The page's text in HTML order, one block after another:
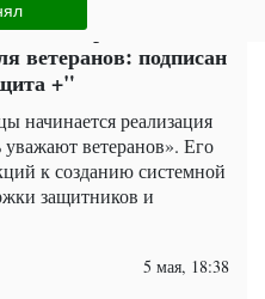
внедряют
ветеранов: подписан
+"
начинается реализация
ветеранов». Его
к созданию системной
защитников и
5 мая, 18:38